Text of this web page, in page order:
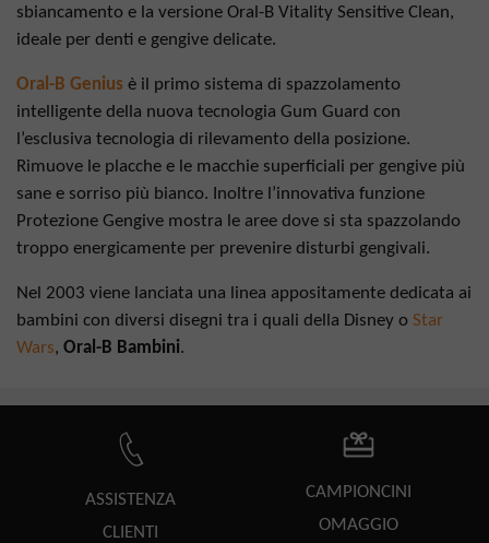
sbiancamento e la versione Oral-B Vitality Sensitive Clean,
ideale per denti e gengive delicate.
Oral-B Genius è il primo sistema di spazzolamento
intelligente della nuova tecnologia Gum Guard con
l’esclusiva tecnologia di rilevamento della posizione.
Rimuove le placche e le macchie superficiali per gengive più
sane e sorriso più bianco. Inoltre l’innovativa funzione
Protezione Gengive mostra le aree dove si sta spazzolando
troppo energicamente per prevenire disturbi gengivali.
Nel 2003 viene lanciata una linea appositamente dedicata ai
bambini con diversi disegni tra i quali della Disney o Star
Wars, Oral-B Bambini.
ASSISTENZA
CLIENTI
CAMPIONCINI
OMAGGIO